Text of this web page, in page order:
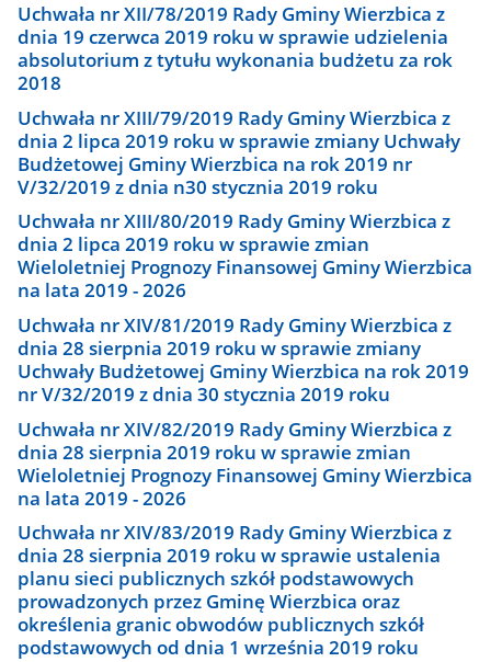
Uchwała nr XII/78/2019 Rady Gminy Wierzbica z
dnia 19 czerwca 2019 roku w sprawie udzielenia
absolutorium z tytułu wykonania budżetu za rok
2018
Uchwała nr XIII/79/2019 Rady Gminy Wierzbica z
dnia 2 lipca 2019 roku w sprawie zmiany Uchwały
Budżetowej Gminy Wierzbica na rok 2019 nr
V/32/2019 z dnia n30 stycznia 2019 roku
Uchwała nr XIII/80/2019 Rady Gminy Wierzbica z
dnia 2 lipca 2019 roku w sprawie zmian
Wieloletniej Prognozy Finansowej Gminy Wierzbica
na lata 2019 - 2026
Uchwała nr XIV/81/2019 Rady Gminy Wierzbica z
dnia 28 sierpnia 2019 roku w sprawie zmiany
Uchwały Budżetowej Gminy Wierzbica na rok 2019
nr V/32/2019 z dnia 30 stycznia 2019 roku
Uchwała nr XIV/82/2019 Rady Gminy Wierzbica z
dnia 28 sierpnia 2019 roku w sprawie zmian
Wieloletniej Prognozy Finansowej Gminy Wierzbica
na lata 2019 - 2026
Uchwała nr XIV/83/2019 Rady Gminy Wierzbica z
dnia 28 sierpnia 2019 roku w sprawie ustalenia
planu sieci publicznych szkół podstawowych
prowadzonych przez Gminę Wierzbica oraz
określenia granic obwodów publicznych szkół
podstawowych od dnia 1 września 2019 roku